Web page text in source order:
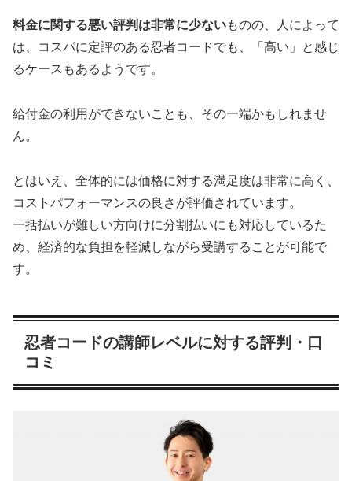
料金に関する悪い評判は非常に少ないものの、人によって
は、コスパに定評のある忍者コードでも、「高い」と感じ
るケースもあるようです。
給付金の利用ができないことも、その一端かもしれませ
ん。
とはいえ、全体的には価格に対する満足度は非常に高く、
コストパフォーマンスの良さが評価されています。
一括払いが難しい方向けに分割払いにも対応しているた
め、経済的な負担を軽減しながら受講することが可能で
す。
忍者コードの講師レベルに対する評判・口
コミ